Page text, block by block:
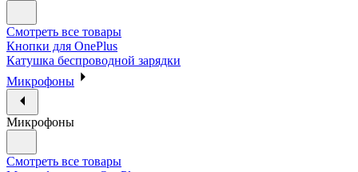
Смотреть все товары
Кнопки для OnePlus
Катушка беспроводной зарядки
Микрофоны
Микрофоны
Смотреть все товары